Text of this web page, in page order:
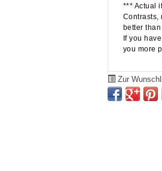
*** Actual
Contrasts,
better
If you
you more
Zur